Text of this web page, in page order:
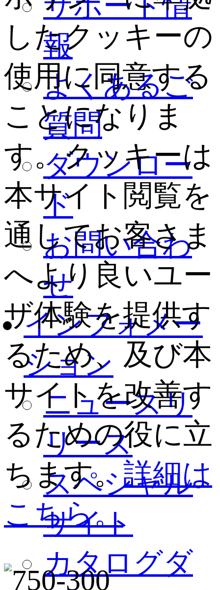
報
よくあるご
質問
ダウンロー
ド
お問い合わ
せ
インフォメー
ション
ニュースリ
リース
スペシャル
サイト
カタログダ
したクッキーの
使用に同意する
ことになりま
す。クッキーは
本サイト閲覧を
通してお客さま
へより良いユー
ザ体験を提供す
るため、及び本
サイトを改善す
るための役に立
ちます。詳細は
こちら。